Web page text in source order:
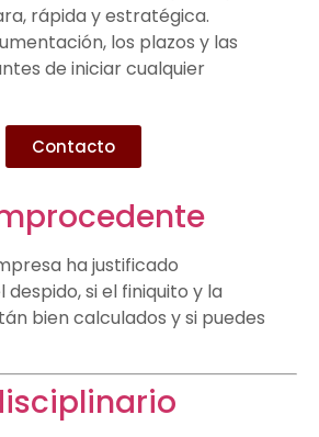
rápida y estratégica.
los plazos y las
de iniciar cualquier
Contacto
ha justificado
si el finiquito y la
bien calculados y si puedes